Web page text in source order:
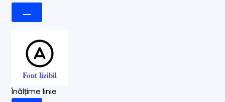
Font lizibil
Înălțime linie